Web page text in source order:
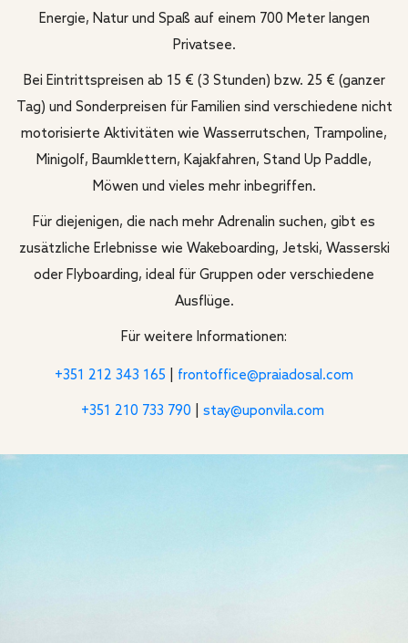
Energie, Natur und Spaß auf einem 700 Meter langen
Privatsee.
Bei Eintrittspreisen ab 15 € (3 Stunden) bzw. 25 € (ganzer
Tag) und Sonderpreisen für Familien sind verschiedene nicht
motorisierte Aktivitäten wie Wasserrutschen, Trampoline,
Minigolf, Baumklettern, Kajakfahren, Stand Up Paddle,
Möwen und vieles mehr inbegriffen.
Für diejenigen, die nach mehr Adrenalin suchen, gibt es
zusätzliche Erlebnisse wie Wakeboarding, Jetski, Wasserski
oder Flyboarding, ideal für Gruppen oder verschiedene
Ausflüge.
Für weitere Informationen:
+351 212 343 165 frontoffice@praiadosal.com
+351 210 733 790 stay@uponvila.com